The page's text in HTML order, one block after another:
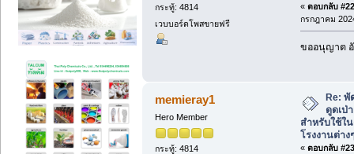
กระทู้: 4814
เวบบอร์ดโพสขายฟรี
« ตอบกลับ
กรกฎาคม
ขออนุญาต
memieray1
Hero Member
กระทู้: 4814
Re: พั
ดูดเป่
สำหรับใช้ใ
โรงงานต่าง
« ตอบกลับ